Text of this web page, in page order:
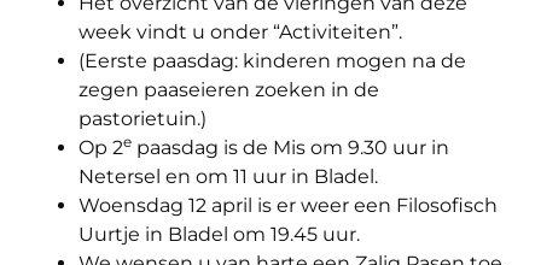
week vindt u onder “Activiteiten”.
(Eerste paasdag: kinderen mogen na de
zegen paaseieren zoeken in de
pastorietuin.)
Op 2e paasdag is de Mis om 9.30 uur in
Netersel en om 11 uur in Bladel.
Woensdag 12 april is er weer een Filosofisch
Uurtje in Bladel om 19.45 uur.